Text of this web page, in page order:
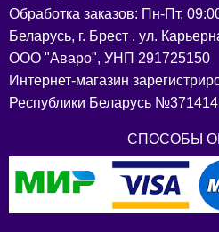
Обработка заказов: Пн-Пт,
Беларусь, г. Брест . ул.
ООО "Аваро", УНП 291725150
Интернет-магазин
Республики Беларусь №371414
СПОСОБЫ